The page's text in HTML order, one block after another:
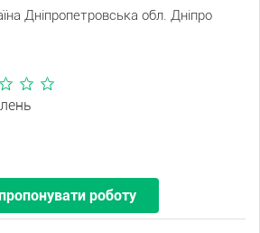
Дніпропетровська обл. Дніпро
роботу